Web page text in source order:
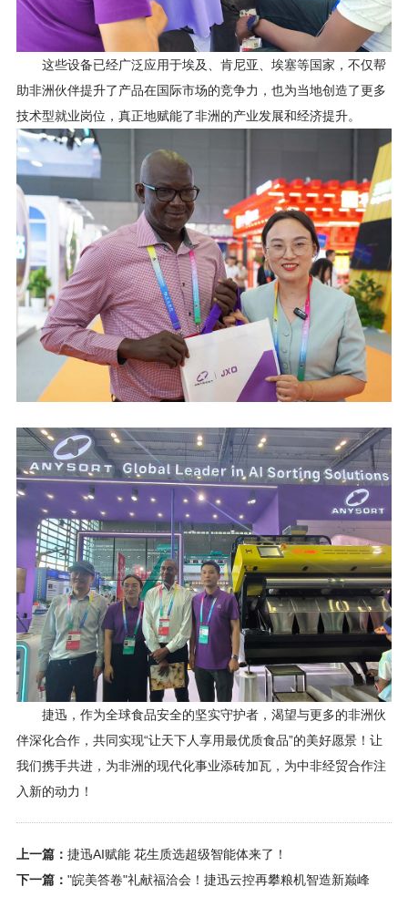
这些设备已经广泛应用于埃及、肯尼亚、埃塞等国家，不仅帮
助非洲伙伴提升了产品在国际市场的竞争力，也为当地创造了更多
技术型就业岗位，真正地赋能了非洲的产业发展和经济提升。
捷迅，作为全球食品安全的坚实守护者，渴望与更多的非洲伙
伴深化合作，共同实现“让天下人享用最优质食品”的美好愿景！让
我们携手共进，为非洲的现代化事业添砖加瓦，为中非经贸合作注
入新的动力！
上一篇： 捷迅AI赋能 花生质选超级智能体来了！
下一篇： "皖美答卷"礼献福洽会！捷迅云控再攀粮机智造新巅峰